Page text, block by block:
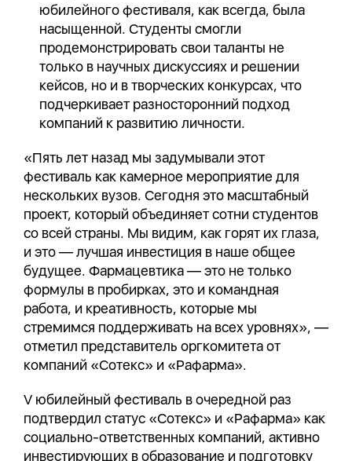
юбилейного фестиваля, как всегда, была
насыщенной. Студенты смогли
продемонстрировать свои таланты не
только в научных дискуссиях и решении
кейсов, но и в творческих конкурсах, что
подчеркивает разносторонний подход
компаний к развитию личности.
«Пять лет назад мы задумывали этот
фестиваль как камерное мероприятие для
нескольких вузов. Сегодня это масштабный
проект, который объединяет сотни студентов
со всей страны. Мы видим, как горят их глаза,
и это — лучшая инвестиция в наше общее
будущее. Фармацевтика — это не только
формулы в пробирках, это и командная
работа, и креативность, которые мы
стремимся поддерживать на всех уровнях», —
отметил представитель оргкомитета от
компаний «Сотекс» и «Рафарма».
V юбилейный фестиваль в очередной раз
подтвердил статус «Сотекс» и «Рафарма» как
социально-ответственных компаний, активно
инвестирующих в образование и подготовку